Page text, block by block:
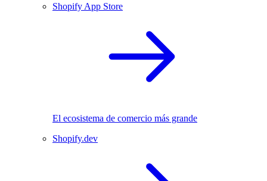
Shopify App Store
El ecosistema de comercio más grande
Shopify.dev